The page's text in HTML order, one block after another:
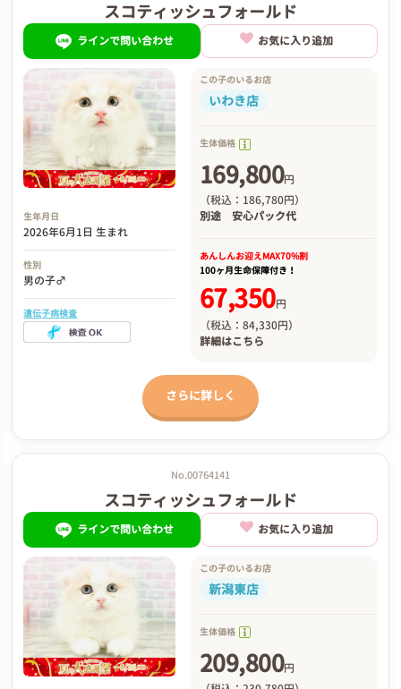
スコティッシュフォールド
ラインで問い合わせ お気に入り追加
生年月日
2026年6月1日 生まれ
性別
男の子♂
遺伝子病検査
この子のいるお店
いわき店
生体価格
169,800円
（税込：186,780円）
別途 安心パック代
あんしんお迎えMAX70%割
100ヶ月生命保障付き！
67,350円
（税込：84,330円）
詳細はこちら
さらに詳しく
No.00764141
スコティッシュフォールド
ラインで問い合わせ お気に入り追加
この子のいるお店
新潟東店
生体価格
209,800円